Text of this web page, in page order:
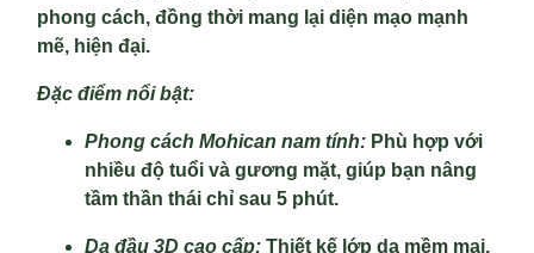
phong cách, đồng thời mang lại diện mạo mạnh
mẽ, hiện đại.
Đặc điểm nổi bật:
Phong cách Mohican nam tính: Phù hợp với
nhiều độ tuổi và gương mặt, giúp bạn nâng
tầm thần thái chỉ sau 5 phút.
Da đầu 3D cao cấp: Thiết kế lớp da mềm mại,